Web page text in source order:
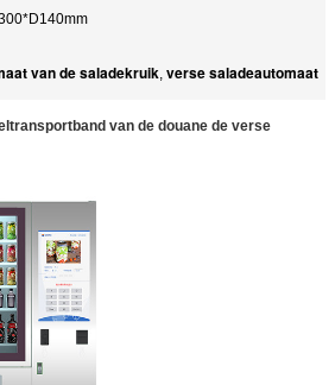
van de saladekruik, verse saladeautomaat
van de douane de verse